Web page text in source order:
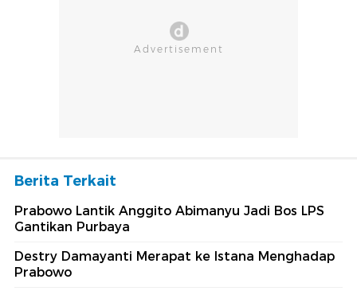
Berita Terkait
Prabowo Lantik Anggito Abimanyu Jadi Bos LPS
Gantikan Purbaya
Destry Damayanti Merapat ke Istana Menghadap
Prabowo